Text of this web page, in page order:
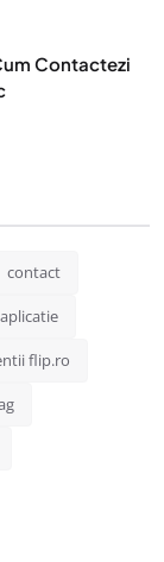
Contactezi
contact
aplicatie
flip.ro